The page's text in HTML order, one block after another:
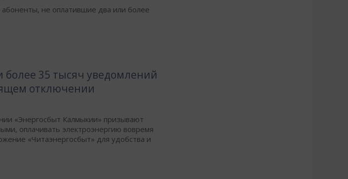
не оплатившие два или более
35 тысяч уведомлений
отключении
«Энергосбыт Калмыкии» призывают
оплачивать электроэнергию вовремя
«Читаэнергосбыт» для удобства и